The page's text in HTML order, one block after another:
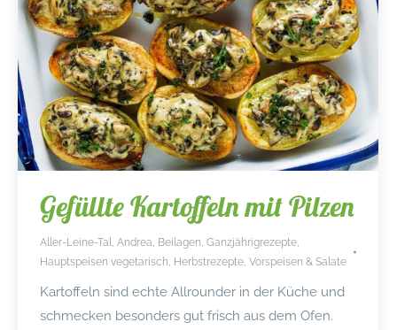
Gefüllte Kartoffeln mit Pilzen
Aller-Leine-Tal Andrea Beilagen Ganzjährigrezepte
Hauptspeisen vegetarisch Herbstrezepte Vorspeisen & Salate
Kartoffeln sind echte Allrounder in der Küche und
schmecken besonders gut frisch aus dem Ofen.